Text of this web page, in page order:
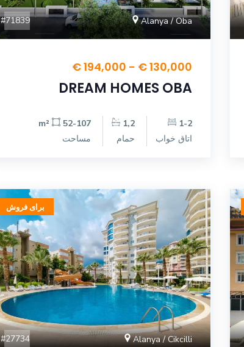
Alanya / Oba
#71839
130,000 € - 194,000 €
DREAM HOMES OBA
1-2
اتاق خواب
1,2
حمام
52-107 m²
مساحت
برای فروش
Alanya / Cikcilli
#27734